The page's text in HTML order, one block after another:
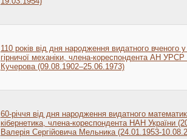
110 років від дня народження видатного вченого у
гірничої механіки, члена-кореспондента АН
Кучерова (09.08.1902–25.06.1973)
60-річчя від дня народження видатного
кібернетика, члена-кореспондента НАН України
Валерія Сергійовича Мельника (24.01.1953-